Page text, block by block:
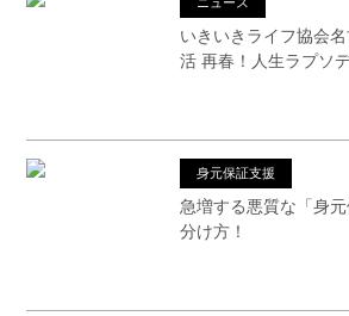
いきいきライフ協会
活 再春！人生ラプソ
身元保証支援
急増する悪質な「身
分け方！